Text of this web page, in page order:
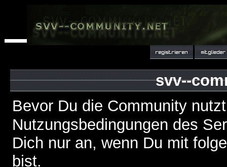
svv--
Bevor Du die Community
Nutzungsbedingungen des
Dich nur an, wenn Du mit
bist.